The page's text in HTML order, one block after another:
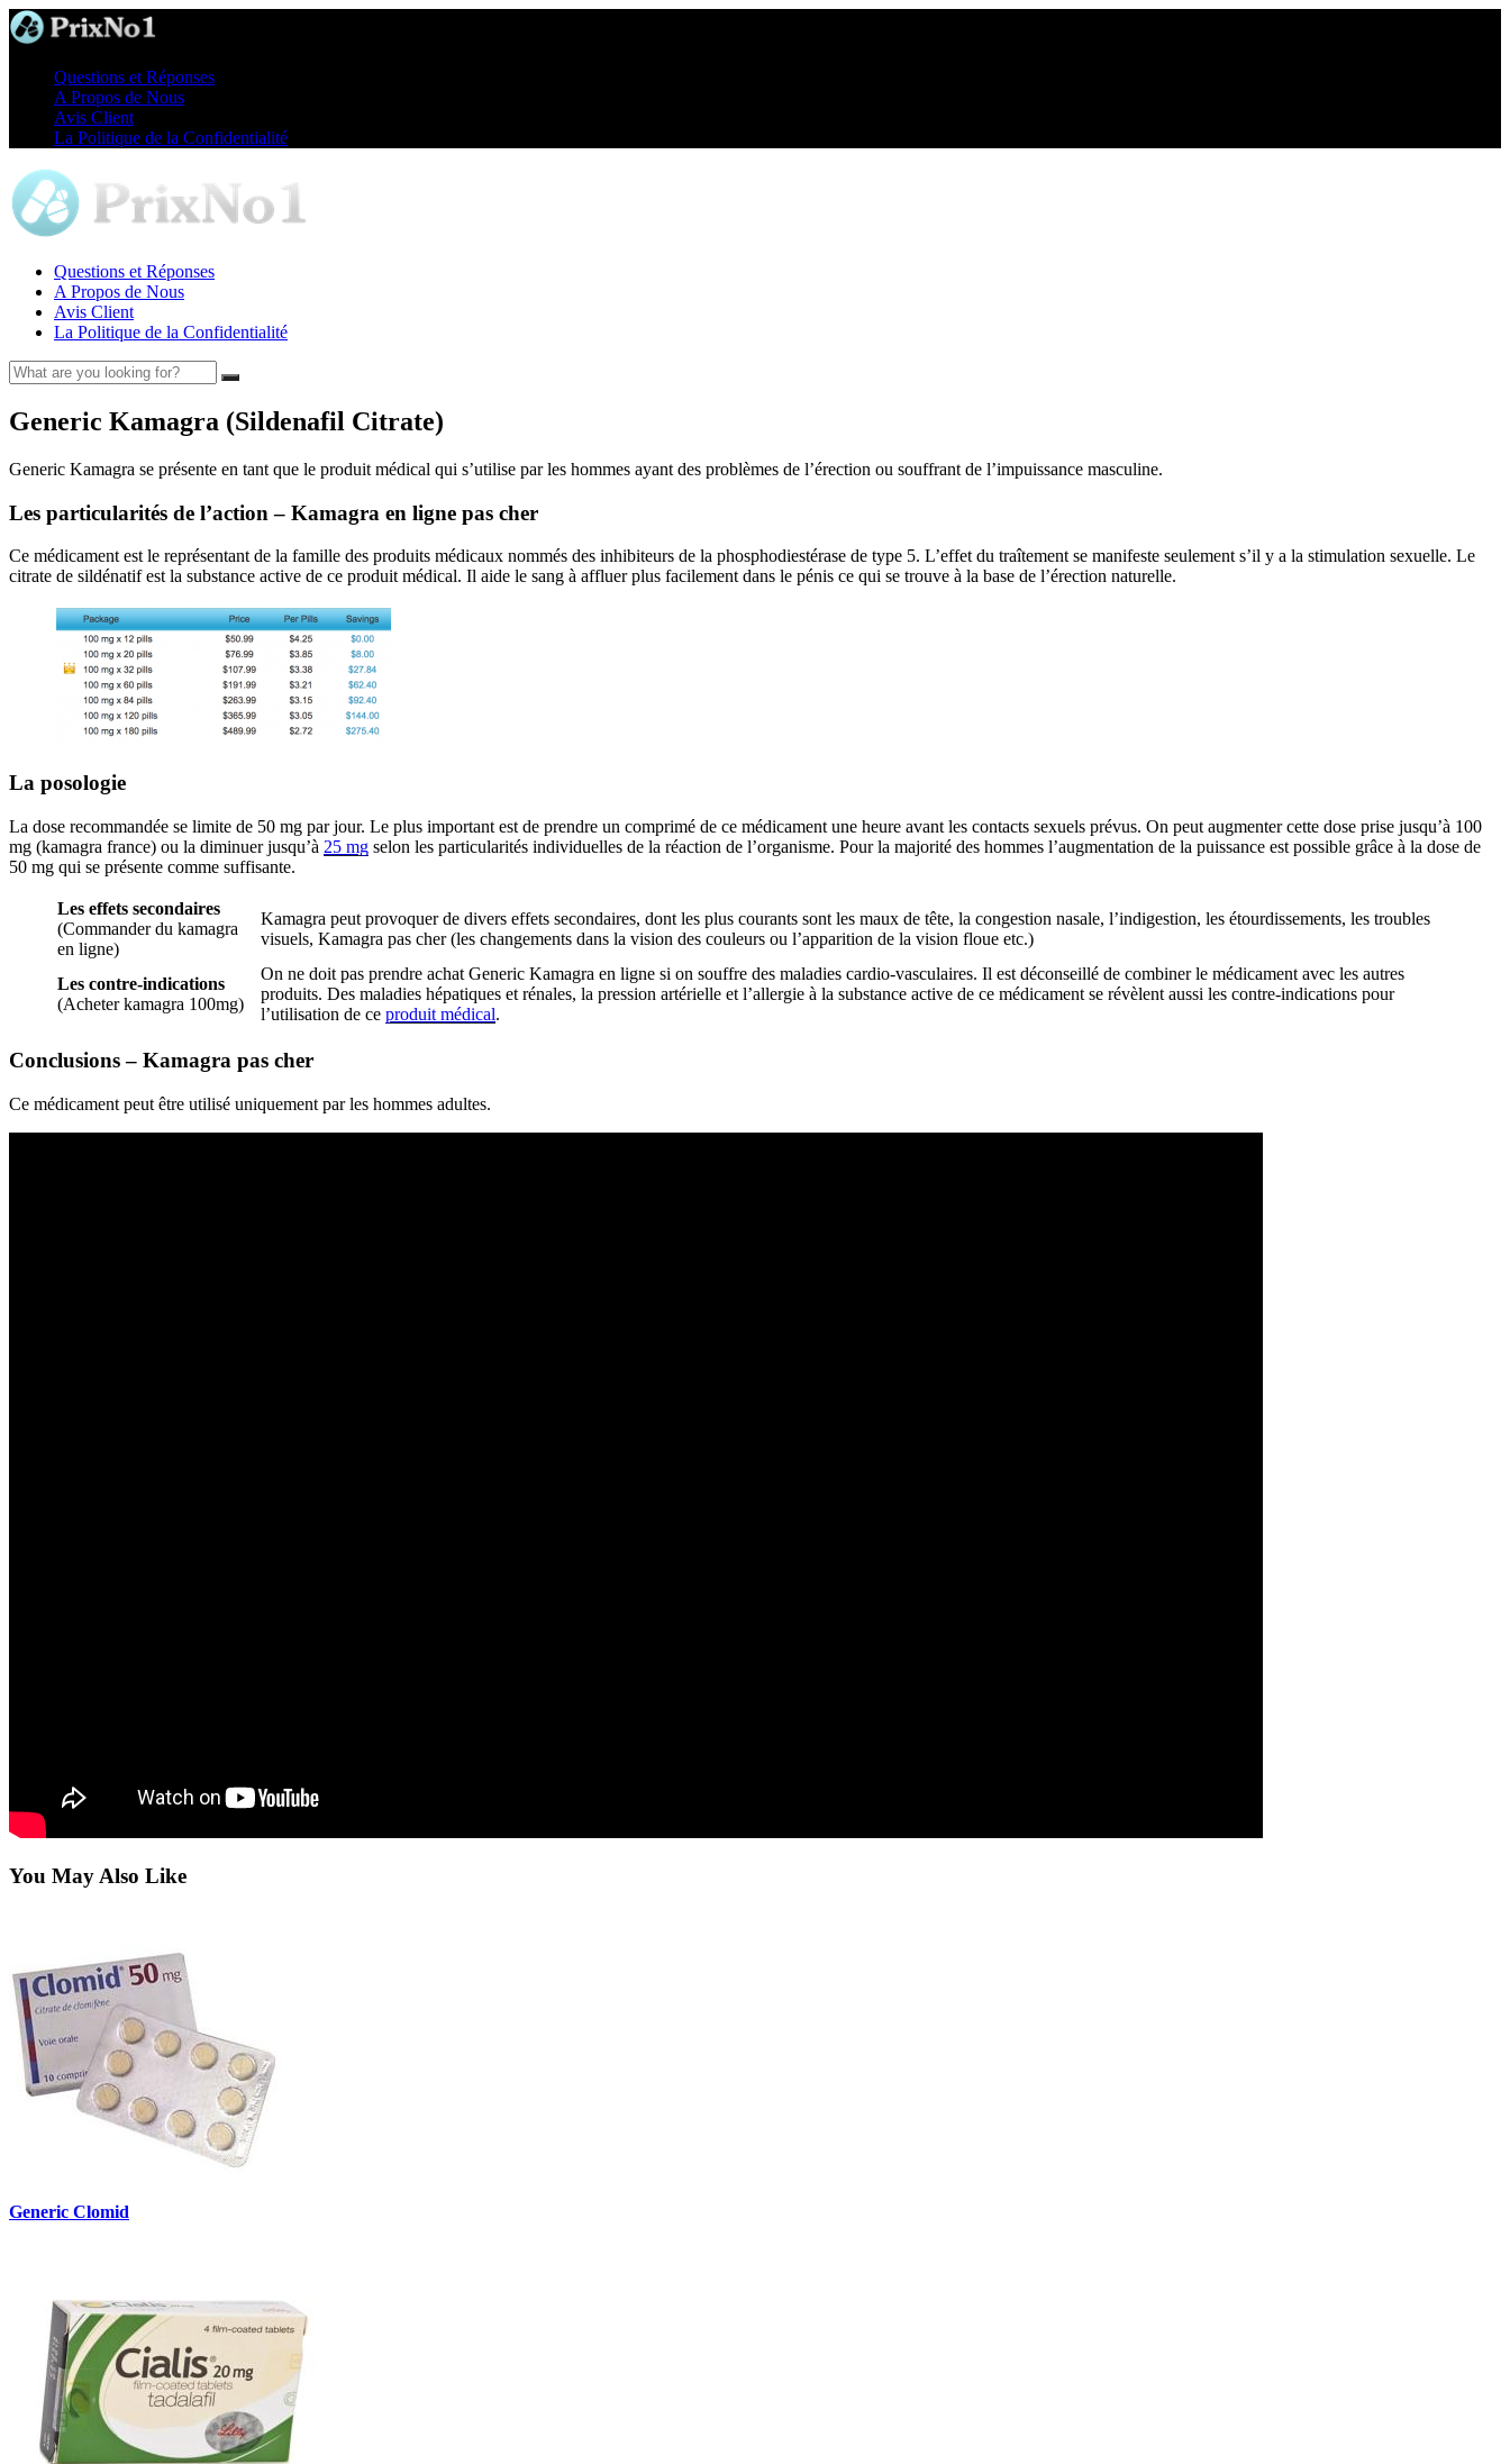
Questions et Réponses
A Propos de Nous
Avis Client
La Politique de la Confidentialité
Questions et Réponses
A Propos de Nous
Avis Client
La Politique de la Confidentialité
Generic Kamagra (Sildenafil Citrate)
Generic Kamagra se présente en tant que le produit médical qui s’utilise par les hommes ayant des problèmes de l’érection ou souffrant de l’impuissance masculine.
Les particularités de l’action – Kamagra en ligne pas cher
Ce médicament est le représentant de la famille des produits médicaux nommés des inhibiteurs de la phosphodiestérase de type 5. L’effet du traîtement se manifeste seulement s’il y a la stimulation sexuelle. Le
citrate de sildénatif est la substance active de ce produit médical. Il aide le sang à affluer plus facilement dans le pénis ce qui se trouve à la base de l’érection naturelle.
La posologie
La dose recommandée se limite de 50 mg par jour. Le plus important est de prendre un comprimé de ce médicament une heure avant les contacts sexuels prévus. On peut augmenter cette dose prise jusqu’à 100
mg (kamagra france) ou la diminuer jusqu’à 25 mg selon les particularités individuelles de la réaction de l’organisme. Pour la majorité des hommes l’augmentation de la puissance est possible grâce à la dose de
50 mg qui se présente comme suffisante.
Les effets secondaires
(Commander du kamagra
en ligne)
Kamagra peut provoquer de divers effets secondaires, dont les plus courants sont les maux de tête, la congestion nasale, l’indigestion, les étourdissements, les troubles
visuels, Kamagra pas cher (les changements dans la vision des couleurs ou l’apparition de la vision floue etc.)
Les contre-indications
(Acheter kamagra 100mg)
On ne doit pas prendre achat Generic Kamagra en ligne si on souffre des maladies cardio-vasculaires. Il est déconseillé de combiner le médicament avec les autres
produits. Des maladies hépatiques et rénales, la pression artérielle et l’allergie à la substance active de ce médicament se révèlent aussi les contre-indications pour
l’utilisation de ce produit médical.
Conclusions – Kamagra pas cher
Ce médicament peut être utilisé uniquement par les hommes adultes.
You May Also Like
Generic Clomid